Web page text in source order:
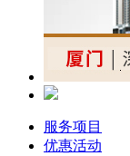
服务项目
优惠活动